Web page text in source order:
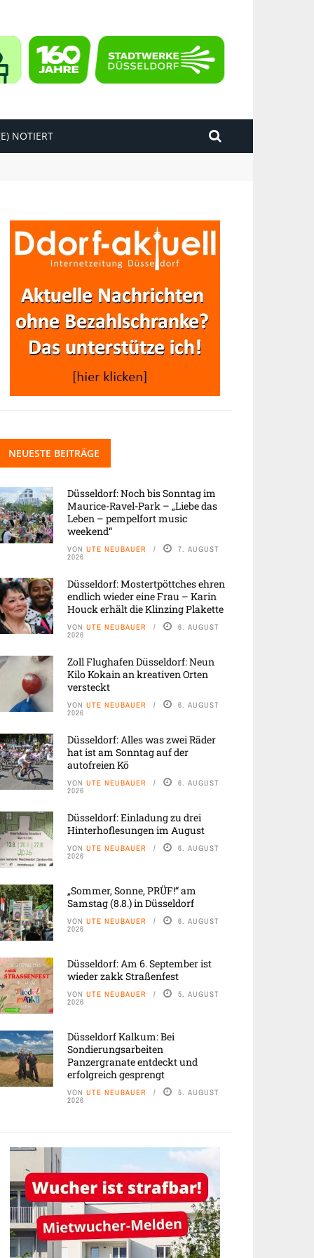
NOTIERT
NEUESTE BEITRÄGE
Düsseldorf: Noch bis Sonntag im
Maurice-Ravel-Park – „Liebe das
Leben – pempelfort music
weekend“
VON UTE NEUBAUER 7. AUGUST
2026
Düsseldorf: Mostertpöttches ehren
endlich wieder eine Frau – Karin
Houck erhält die Klinzing Plakette
VON UTE NEUBAUER 6. AUGUST
2026
Zoll Flughafen Düsseldorf: Neun
Kilo Kokain an kreativen Orten
versteckt
VON UTE NEUBAUER 6. AUGUST
2026
Düsseldorf: Alles was zwei Räder
hat ist am Sonntag auf der
autofreien Kö
VON UTE NEUBAUER 6. AUGUST
2026
Düsseldorf: Einladung zu drei
Hinterhoflesungen im August
VON UTE NEUBAUER 6. AUGUST
2026
„Sommer, Sonne, PRÜF!“ am
Samstag (8.8.) in Düsseldorf
VON UTE NEUBAUER 6. AUGUST
2026
Düsseldorf: Am 6. September ist
wieder zakk Straßenfest
VON UTE NEUBAUER 5. AUGUST
2026
Düsseldorf Kalkum: Bei
Sondierungsarbeiten
Panzergranate entdeckt und
erfolgreich gesprengt
VON UTE NEUBAUER 5. AUGUST
2026